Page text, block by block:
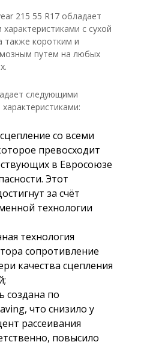
215 55 R17 обладает
с сухой
также коротким и
путем на любых
следующими
со всеми
превосходит
в Евросоюзе
Этот
за счёт
технологии
технология
сопротивление
качества сцепления
создана по
что снизило у
рассеивания
повысило